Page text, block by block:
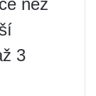
než
3